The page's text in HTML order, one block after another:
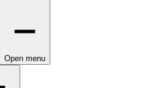
Open menu